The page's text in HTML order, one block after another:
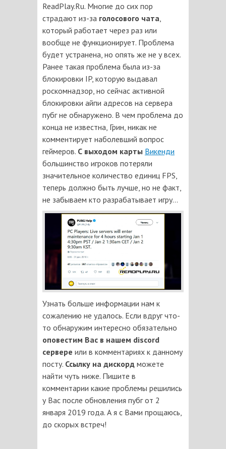
ReadPlay.Ru. Многие до сих пор
страдают из-за голосового чата
который работает через раз или
вообще не функционирует. Проблема
будет устранена, но опять же не у всех.
Ранее такая проблема была из-за
блокировки IP, которую выдавал
роскомнадзор, но сейчас активной
блокировки айпи адресов на сервера
пубг не обнаружено. В чем проблема до
конца не известна, Грин, никак не
комментирует наболевший вопрос
геймеров. С выходом карты Викенди
большинство игроков потеряли
значительное количество единиц FPS,
теперь должно быть лучше, но не факт,
не забываем кто разрабатывает игру...
Узнать больше информации нам к
сожалению не удалось. Если вдруг что-
то обнаружим интересно обязательно
оповестим Вас в нашем discord
сервере или в комментариях к данному
посту. Ссылку на дискорд можете
найти чуть ниже. Пишите в
комментарии какие проблемы решились
у Вас после обновления пубг от 2
января 2019 года. А я с Вами прощаюсь,
до скорых встреч!